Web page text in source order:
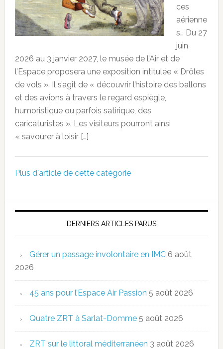
ces
aérienne
s… Du 27
juin
2026 au 3 janvier 2027, le musée de l’Air et de
l’Espace proposera une exposition intitulée « Drôles
de vols ». Il s’agit de « découvrir l’histoire des ballons
et des avions à travers le regard espiègle,
humoristique ou parfois satirique, des
caricaturistes ». Les visiteurs pourront ainsi
« savourer à loisir […]
Plus d'article de cette catégorie
DERNIERS ARTICLES PARUS
Gérer un passage involontaire en IMC 6 août
2026
45 ans pour l’Espace Air Passion 5 août 2026
Quatre ZRT à Sarlat-Domme 5 août 2026
ZRT sur le littoral méditerranéen 3 août 2026